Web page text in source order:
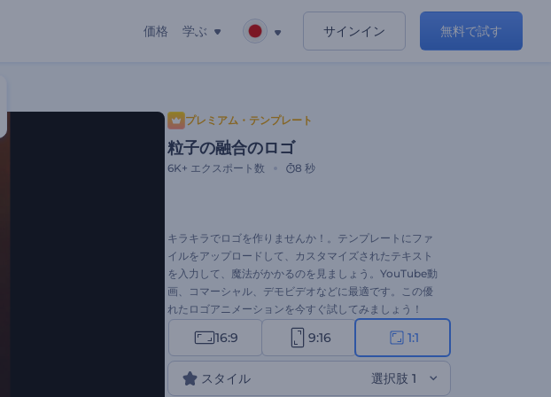
価格 学ぶ サインイン 無料で試す
プレミアム・テンプレート
粒子の融合のロゴ
6K+ エクスポート数 8 秒
キラキラでロゴを作りませんか！。テンプレートにファ
イルをアップロードして、カスタマイズされたテキスト
を入力して、魔法がかかるのを見ましょう。YouTube動
画、コマーシャル、デモビデオなどに最適です。この優
れたロゴアニメーションを今すぐ試してみましょう！
16:9 9:16 1:1
スタイル 選択肢 1